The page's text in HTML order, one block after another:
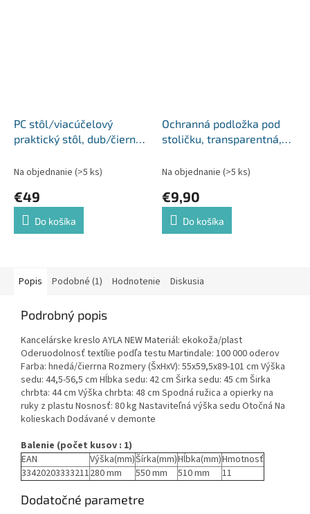
PC stôl/viacúčelový
praktický stôl, dub/čierna,
Na objednanie (>5 ks)
€49
Do košíka
Ochranná podložka pod
stoličku, transparentná,
NEW TYP 2
Na objednanie (>5 ks)
€9,90
Do košíka
Popis Podobné (1) Hodnotenie Diskusia
Podrobný popis
Kancelárske kreslo AYLA NEW Materiál: ekokoža/plast
Oderuodolnosť textílie podľa testu Martindale: 100 000 oderov
Farba: hnedá/čierrna Rozmery (ŠxHxV): 55x59,5x89-101 cm Výška
sedu: 44,5-56,5 cm Hĺbka sedu: 42 cm Širka sedu: 45 cm Širka
chrbta: 44 cm Výška chrbta: 48 cm Spodná ružica a opierky na
ruky z plastu Nosnosť: 80 kg Nastaviteľná výška sedu Otočná Na
kolieskach Dodávané v demonte
Balenie (počet kusov : 1)
EAN
Výška(mm)Šírka(mm)Hĺbka(mm)Hmotnosť
33420203333211280 mm 550 mm 510 mm 11
Dodatočné parametre